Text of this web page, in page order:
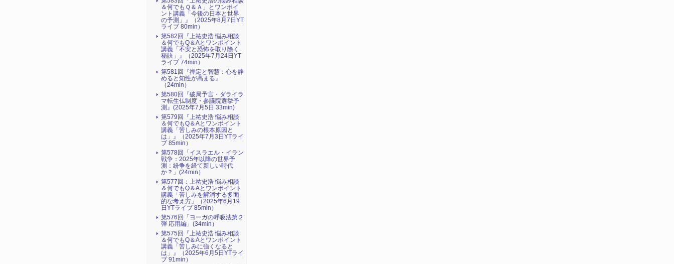
＆何でもＱ＆Ａ」とワンポイ
ント講義「今後の日本と世界
の予測」』（2025年8月7日YT
ライブ 80min）
第582回『上祐史浩 悩み相談
＆何でもQ＆Aとワンポイント
講義「不安と恐怖を取り除く
秘訣」』（2025年7月24日YT
ライブ 74min）
第581回『禅定と智慧：心を静
めると知性が高まる』
（24min）
第580回『破局予言・ダライラ
マ転生仏制度・参議院選挙予
測』(2025年7月5日 33min)
第579回『上祐史浩 悩み相談
＆何でもQ＆Aとワンポイント
講義「苦しみの根本原因と
は」』（2025年7月3日YTライ
ブ 85min）
第578回「イスラエル・イラン
戦争：2025年以降の世界予
測：紛争を経て新しい時代
か？」(24min）
第577回：上祐史浩 悩み相談
＆何でもQ＆Aとワンポイント
講義「苦しみを解消する多面
的な考え方」（2025年6月19
日YTライブ 85min）
第576回「ヨーガの呼吸法第２
弾 応用編」(34min）
第575回『上祐史浩 悩み相談
＆何でもQ＆Aとワンポイント
講義「苦しみに強くなると
は」』（2025年6月5日YTライ
ブ 91min）